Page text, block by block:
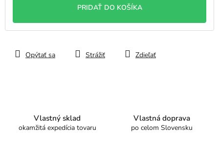
PRIDAŤ DO KOŠÍKA
Opýtať sa Strážiť Zdieľať
Vlastný sklad
okamžitá expedícia tovaru
Vlastná doprava
po celom Slovensku